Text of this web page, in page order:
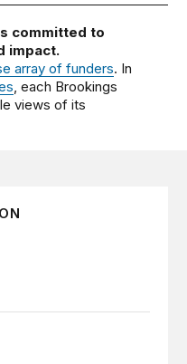
committed to
impact.
array of funders. In
, each Brookings
views of its